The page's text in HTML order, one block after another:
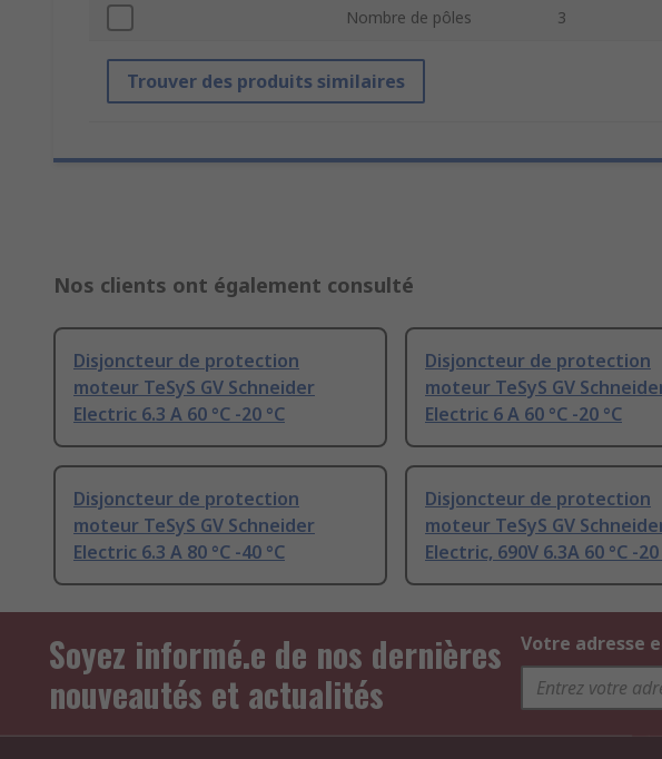
Nombre de pôles 3
Trouver des produits similaires
Nos clients ont également consulté
Disjoncteur de protection
moteur TeSyS GV Schneider
Electric 6.3 A 60 °C -20 °C
Disjoncteur de protection
moteur TeSyS GV
Electric 6 A 60 °C -20 °C
Disjoncteur de protection
moteur TeSyS GV Schneider
Electric 6.3 A 80 °C -40 °C
Disjoncteur de protection
moteur TeSyS GV
Electric, 690V 6.3A 60 °C -20
Soyez informé.e de nos dernières
nouveautés et actualités
Votre adresse